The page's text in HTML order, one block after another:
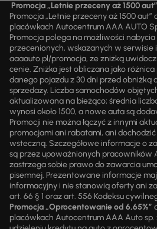
Promocja „Letnie przeceny aż 1500 aut”
Promocja „Letnie przeceny aż 1500
placówkach Autocentrum AAA AUTO
Promocja polega na możliwości
przecenionych, wskazanych w
aaaauto.pl/promocja, ze zniżką
cenie. Zniżka jest obliczana jako
danego pojazdu z 30 dni przed obniżką
sprzedaży. Liczba samochodów
aktualizowana na bieżąco; średnia
wynosi około 1500, a nowe auta są
Promocji nie można łączyć z innymi
promocjami ani rabatami, ani
wsteczną. Szczegółowe informacje o
są przez upoważnionych pracowników
zastrzega sobie prawo do zawarcia
pisemnej. Prezentowane informacje
informacyjny i nie stanowią oferty ani
art. 66 § 1 oraz art. 556 Kodeksu
Promocja „Oprocentowanie od 6,65%”
placówkach Autocentrum AAA Auto sp.